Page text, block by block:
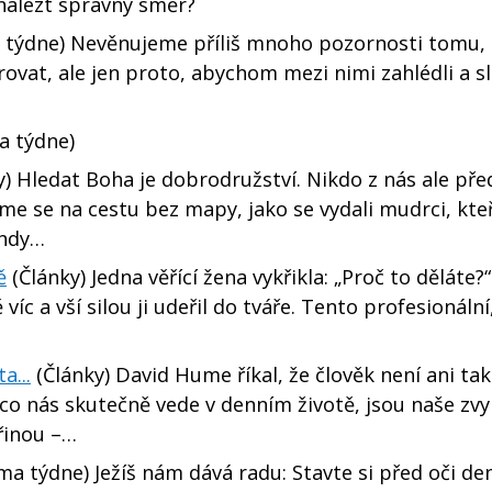
Nevěnujeme příliš mnoho pozornosti tomu,
ale jen proto, abychom mezi nimi zahlédli a
týdne)
Hledat Boha je dobrodružství. Nikdo z nás ale
se na cestu bez mapy, jako se vydali mudrci,
(Články) Jedna věřící žena vykřikla: „Proč to
a vší silou ji udeřil do tváře. Tento
(Články) David Hume říkal, že člověk není ani
nás skutečně vede v denním životě, jsou naše
–…
týdne) Ježíš nám dává radu: Stavte si před oči